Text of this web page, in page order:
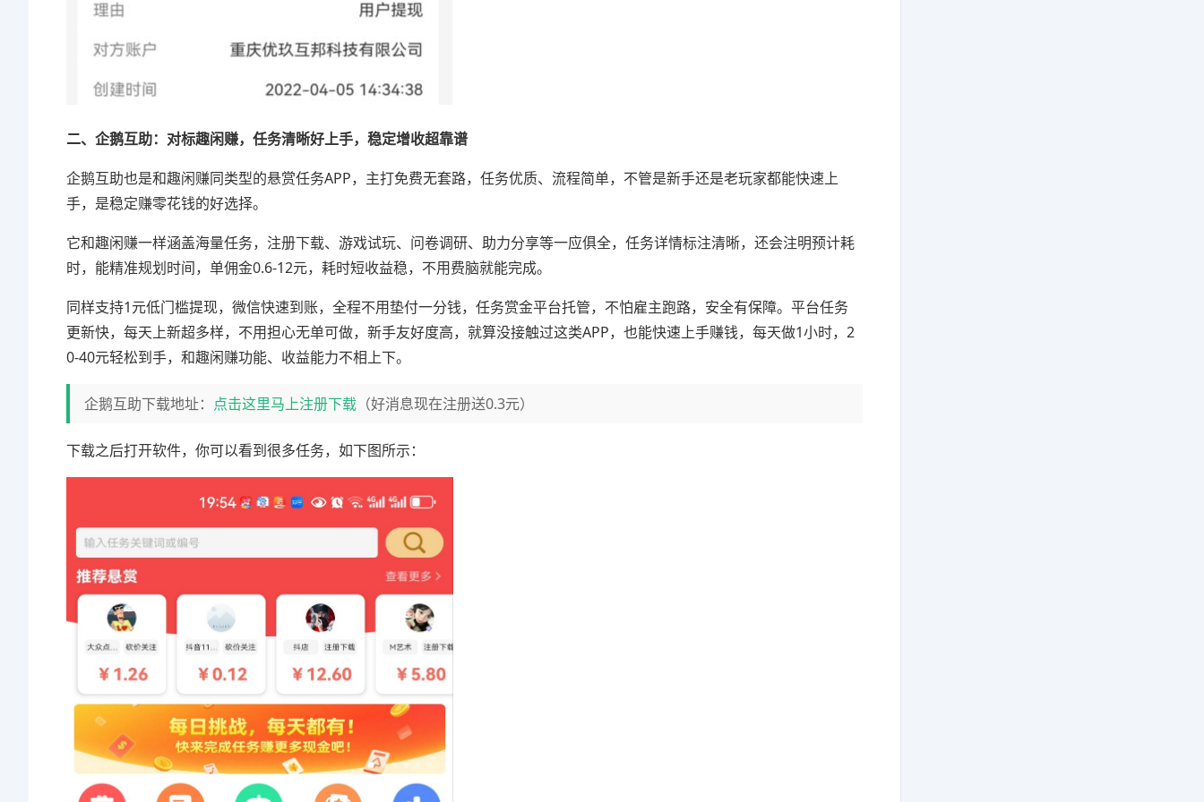
二、企鹅互助：对标趣闲赚，任务清晰好上手，稳定增收超靠谱
企鹅互助也是和趣闲赚同类型的悬赏任务APP，主打免费无套路，任务优质、流程简单，不管是新手还是老玩家都能快速上
手，是稳定赚零花钱的好选择。
它和趣闲赚一样涵盖海量任务，注册下载、游戏试玩、问卷调研、助力分享等一应俱全，任务详情标注清晰，还会注明预计耗
时，能精准规划时间，单佣金0.6-12元，耗时短收益稳，不用费脑就能完成。
同样支持1元低门槛提现，微信快速到账，全程不用垫付一分钱，任务赏金平台托管，不怕雇主跑路，安全有保障。平台任务
更新快，每天上新超多样，不用担心无单可做，新手友好度高，就算没接触过这类APP，也能快速上手赚钱，每天做1小时，2
0-40元轻松到手，和趣闲赚功能、收益能力不相上下。
企鹅互助下载地址： 点击这里马上注册下载 （好消息现在注册送0.3元）
下载之后打开软件，你可以看到很多任务，如下图所示：